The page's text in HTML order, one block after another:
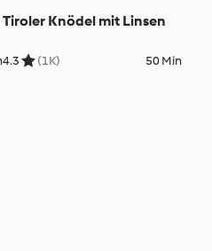
Tiroler Knödel mit Linsen
4.3 (1K) 50 Min